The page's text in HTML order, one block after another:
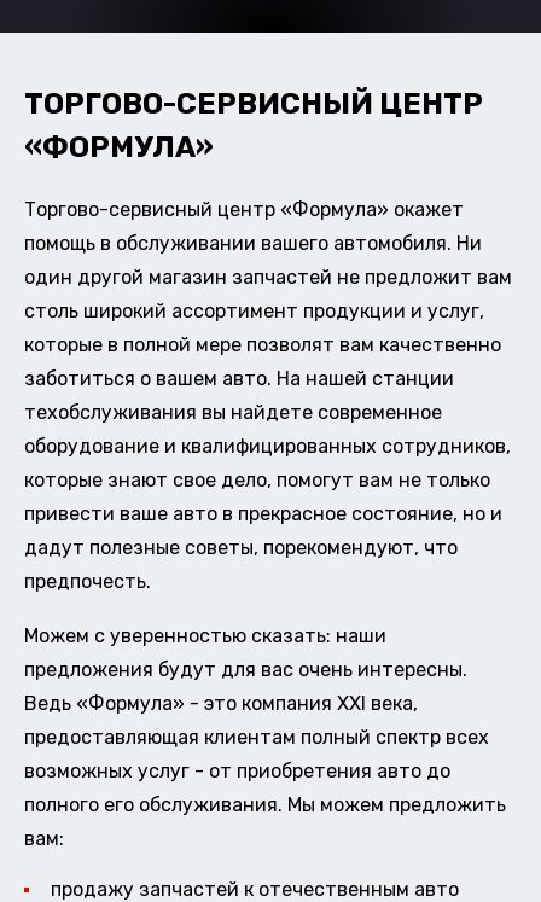
ТОРГОВО-СЕРВИСНЫЙ ЦЕНТР
«ФОРМУЛА»
Торгово-сервисный центр «Формула» окажет
помощь в обслуживании вашего автомобиля. Ни
один другой магазин запчастей не предложит вам
столь широкий ассортимент продукции и услуг,
которые в полной мере позволят вам качественно
заботиться о вашем авто. На нашей станции
техобслуживания вы найдете современное
оборудование и квалифицированных сотрудников,
которые знают свое дело, помогут вам не только
привести ваше авто в прекрасное состояние, но и
дадут полезные советы, порекомендуют, что
предпочесть.
Можем с уверенностью сказать: наши
предложения будут для вас очень интересны.
Ведь «Формула» - это компания XXI века,
предоставляющая клиентам полный спектр всех
возможных услуг - от приобретения авто до
полного его обслуживания. Мы можем предложить
вам:
продажу запчастей к отечественным авто